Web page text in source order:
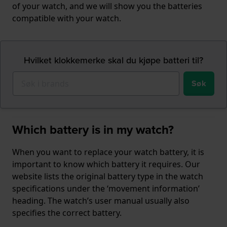
of your watch, and we will show you the batteries
compatible with your watch.
Hvilket klokkemerke skal du kjøpe batteri til?
Søk
Which battery is in my watch?
When you want to replace your watch battery, it is
important to know which battery it requires. Our
website lists the original battery type in the watch
specifications under the ‘movement information’
heading. The watch’s user manual usually also
specifies the correct battery.